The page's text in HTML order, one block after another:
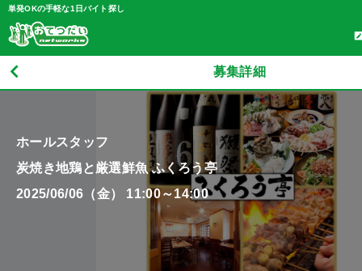
単発OKの手軽な1日バイト探し
募集詳細
ホールスタッフ
炭焼き地鶏と厳選鮮魚 ふくろう亭
2025/06/06（金） 11:00～14:00